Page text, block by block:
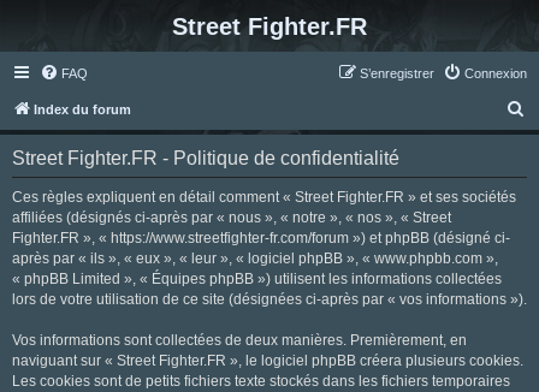
Street Fighter.FR
FAQ Connexion
S’enregistrer
Index du forum
e
Street Fighter.FR - Politique de confidentialité
Ces règles expliquent en détail comment « Street Fighter.FR » et ses sociétés
affiliées (désignés ci-après par « nous », « notre », « nos », « Street
Fighter.FR », « https://www.streetfighter-fr.com/forum ») et phpBB (désigné ci-
après par « ils », « eux », « leur », « logiciel phpBB », « www.phpbb.com »,
« phpBB Limited », « Équipes phpBB ») utilisent les informations collectées
lors de votre utilisation de ce site (désignées ci-après par « vos informations »).
Vos informations sont collectées de deux manières. Premièrement, en
naviguant sur « Street Fighter.FR », le logiciel phpBB créera plusieurs cookies.
Les cookies sont de petits fichiers texte stockés dans les fichiers temporaires